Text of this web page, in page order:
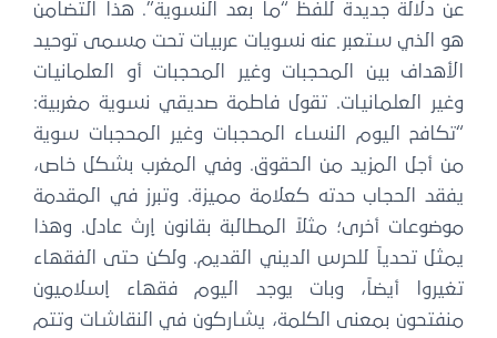
عن دلالة جديدة للفظ “ما بعد النسوية”. هذا التضامن
هو الذي ستعبر عنه نسويات عربيات تحت مسمى توحيد
الأهداف بين المحجبات وغير المحجبات أو العلمانيات
وغير العلمانيات. تقول فاطمة صديقي نسوية مغربية:
“تكافح اليوم النساء المحجبات وغير المحجبات سوية
من أجل المزيد من الحقوق. وفي المغرب بشكل خاص،
يفقد الحجاب حدته كعلامة مميزة. وتبرز في المقدمة
موضوعات أخرى؛ مثلاً المطالبة بقانون إرث عادل. وهذا
يمثل تحدياً للحرس الديني القديم. ولكن حتى الفقهاء
تغيروا أيضاً، وبات يوجد اليوم فقهاء إسلاميون
منفتحون بمعنى الكلمة، يشاركون في النقاشات وتتم